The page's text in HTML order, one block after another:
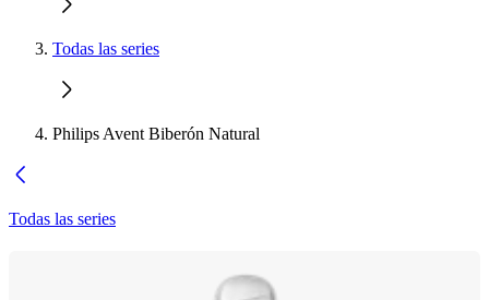
Todas las series
Philips Avent Biberón Natural
Todas las series